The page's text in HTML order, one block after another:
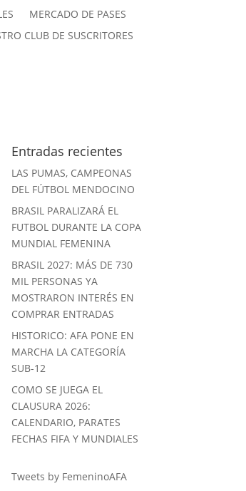
MERCADO DE PASES
CLUB DE SUSCRITORES
Entradas recientes
LAS PUMAS, CAMPEONAS
DEL FÚTBOL MENDOCINO
BRASIL PARALIZARÁ EL
FUTBOL DURANTE LA COPA
MUNDIAL FEMENINA
BRASIL 2027: MÁS DE 730
MIL PERSONAS YA
MOSTRARON INTERÉS EN
COMPRAR ENTRADAS
HISTORICO: AFA PONE EN
MARCHA LA CATEGORÍA
SUB-12
COMO SE JUEGA EL
CLAUSURA 2026:
CALENDARIO, PARATES
FECHAS FIFA Y MUNDIALES
Tweets by FemeninoAFA